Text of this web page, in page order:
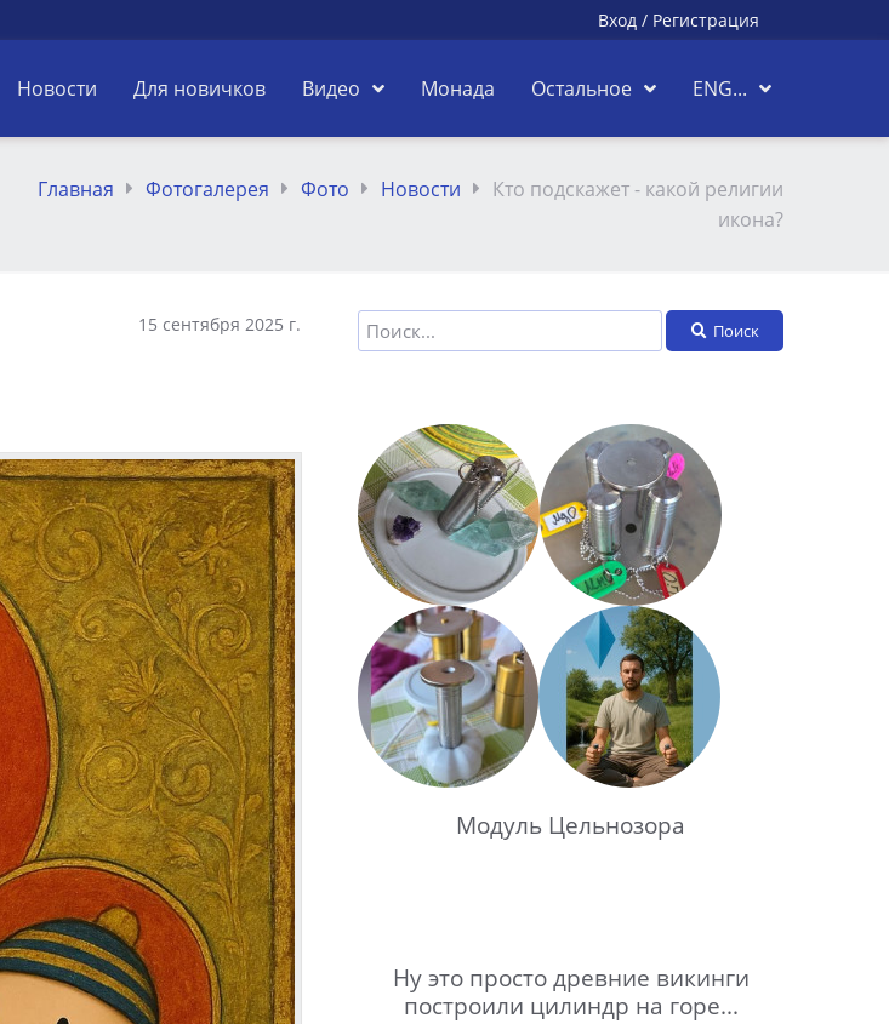
Вход / Регистрация
Новости Для новичков Видео Монада Остальное ENG...
Главная Фотогалерея Фото Новости
Кто подскажет - какой религии
икона?
15 сентября 2025 г.
Поиск
Модуль Цельнозора
Ну это просто древние викинги
построили цилиндр на горе...